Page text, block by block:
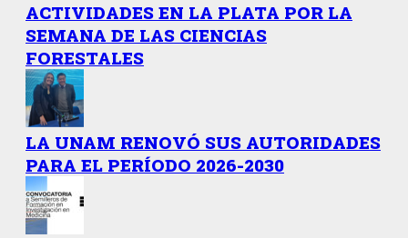
ACTIVIDADES EN LA PLATA POR LA
SEMANA DE LAS CIENCIAS
FORESTALES
LA UNAM RENOVÓ SUS AUTORIDADES
PARA EL PERÍODO 2026-2030